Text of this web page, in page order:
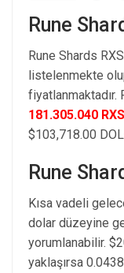
Rune
Rune Shards
listelenmekte
181.305.040
$103,718.00
Rune
Kısa vadeli
dolar düzeyine
yorumlanabilir.
yaklaşırsa